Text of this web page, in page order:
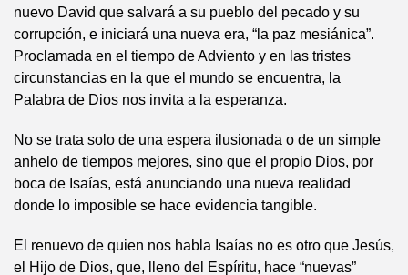
nuevo David que salvará a su pueblo del pecado y su
corrupción, e iniciará una nueva era, “la paz mesiánica”.
Proclamada en el tiempo de Adviento y en las tristes
circunstancias en la que el mundo se encuentra, la
Palabra de Dios nos invita a la esperanza.
No se trata solo de una espera ilusionada o de un simple
anhelo de tiempos mejores, sino que el propio Dios, por
boca de Isaías, está anunciando una nueva realidad
donde lo imposible se hace evidencia tangible.
El renuevo de quien nos habla Isaías no es otro que Jesús,
el Hijo de Dios, que, lleno del Espíritu, hace “nuevas”